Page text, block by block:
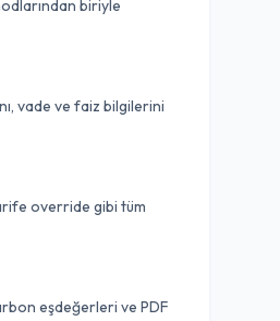
biriyle
vade ve faiz bilgilerini
override gibi tüm
eşdeğerleri ve PDF